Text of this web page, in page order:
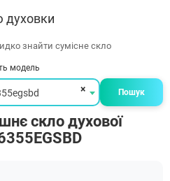
духовки
знайти сумісне скло
модель
× Пошук
скло духової